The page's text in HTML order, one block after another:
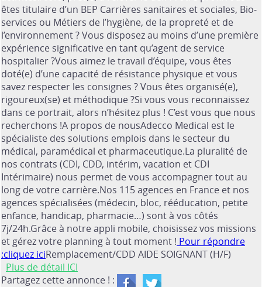
êtes titulaire d’un BEP Carrières sanitaires et sociales, Bio-
services ou Métiers de l’hygiène, de la propreté et de
l’environnement ? Vous disposez au moins d’une première
expérience significative en tant qu’agent de service
hospitalier ?Vous aimez le travail d’équipe, vous êtes
doté(e) d’une capacité de résistance physique et vous
savez respecter les consignes ? Vous êtes organisé(e),
rigoureux(se) et méthodique ?Si vous vous reconnaissez
dans ce portrait, alors n’hésitez plus ! C’est vous que nous
recherchons !A propos de nousAdecco Medical est le
spécialiste des solutions emplois dans le secteur du
médical, paramédical et pharmaceutique.La pluralité de
nos contrats (CDI, CDD, intérim, vacation et CDI
Intérimaire) nous permet de vous accompagner tout au
long de votre carrière.Nos 115 agences en France et nos
agences spécialisées (médecin, bloc, rééducation, petite
enfance, handicap, pharmacie…) sont à vos côtés
7j/24h.Grâce à notre appli mobile, choisissez vos missions
et gérez votre planning à tout moment ! Pour répondre
:cliquez iciRemplacement/CDD AIDE SOIGNANT (H/F)
Plus de détail ICI
Partagez cette annonce ! :